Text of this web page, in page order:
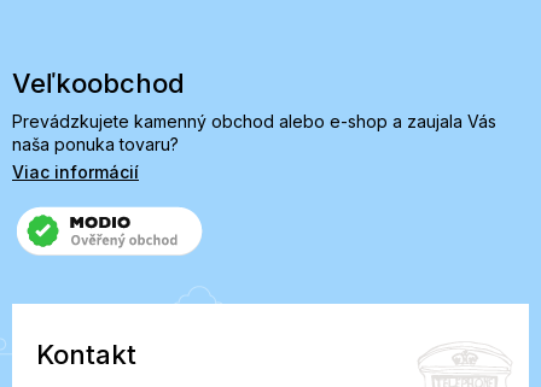
Veľkoobchod
Prevádzkujete kamenný obchod alebo e-shop a zaujala Vás
naša ponuka tovaru?
Viac informácií
Kontakt